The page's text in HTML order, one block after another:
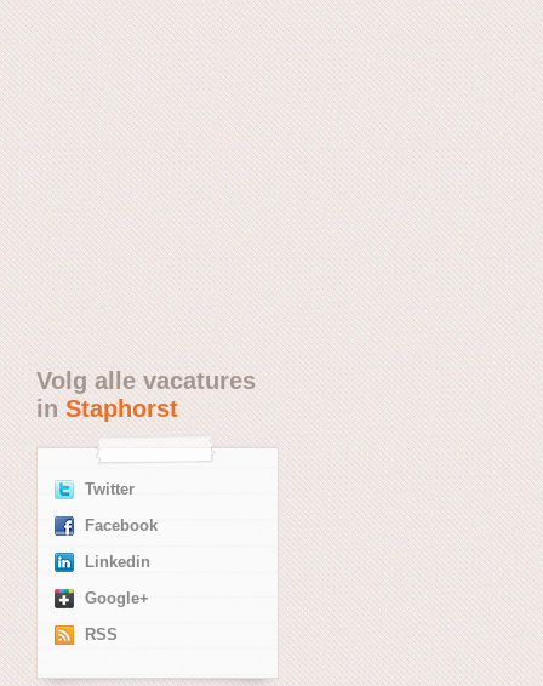
Volg alle vacatures
inStaphorst
Twitter
Facebook
Linkedin
Google+
RSS